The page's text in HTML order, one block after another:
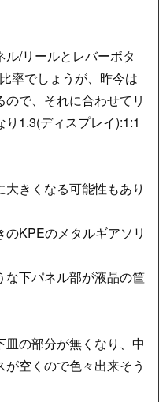
/リールとレバーボタ
率でしょうが、昨今は
で、それに合わせてリ
1.3(ディスプレイ):1:1
きくなる可能性もあり
KPEのメタルギアソリ
な下パネル部が液晶の筐
の部分が無くなり、中
空くので色々出来そう